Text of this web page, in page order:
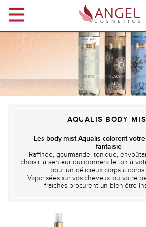
AQUALIS BODY
Les body mist Aqualis colorent
fantaisie
Raffinée, gourmande, tonique,
choisir la senteur qui donnera le ton à
pour un délicieux corps à corps
Vaporisées sur vos cheveux ou votre
fraîches procurent un bien-être